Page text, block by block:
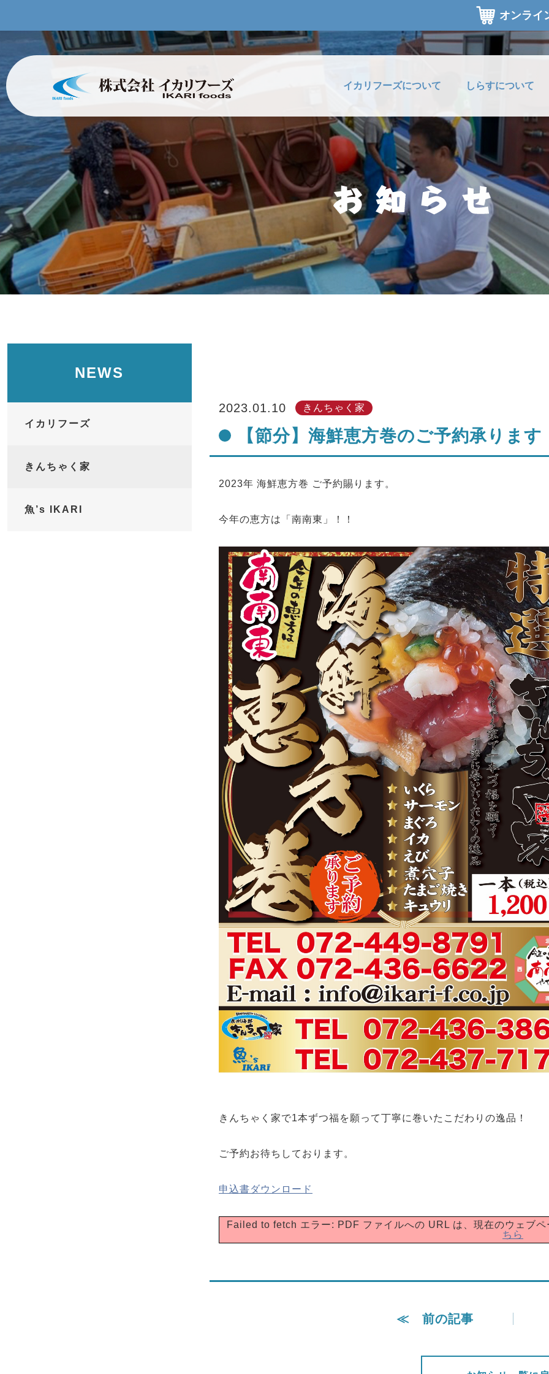
オンライ
イカリフーズについて しらすについて
2023.01.10 きんちゃく家
【節分】海鮮恵方巻のご予約承ります
2023年 海鮮恵方巻 ご予約賜ります。
今年の恵方は「南南東」！！
きんちゃく家で1本ずつ福を願って丁寧に巻いたこだわりの逸品！
ご予約お待ちしております。
申込書ダウンロード
Failed to fetch エラー: PDF ファイルへの URL は、現在のウェブ
ちら
≪ 前の記事
NEWS
イカリフーズ
きんちゃく家
魚’s IKARI